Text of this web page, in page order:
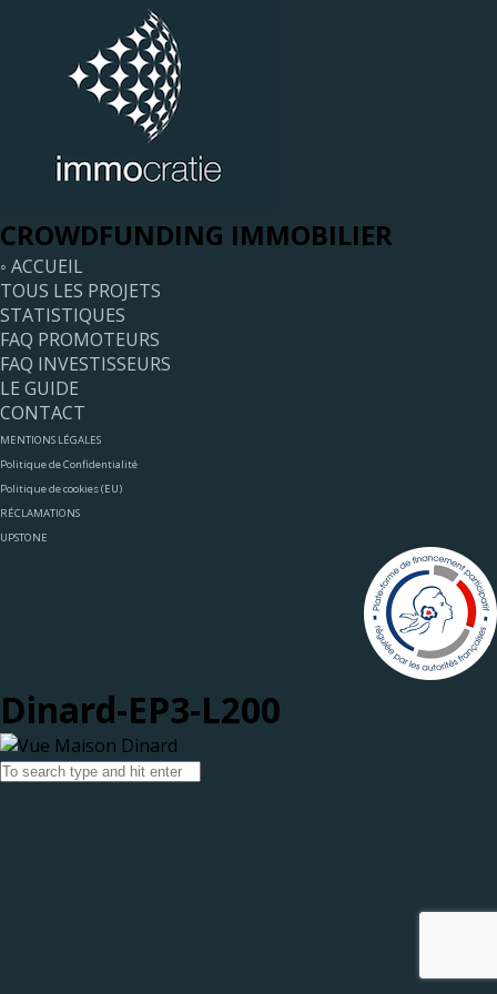
CROWDFUNDING IMMOBILIER
◦ ACCUEIL
TOUS LES PROJETS
STATISTIQUES
FAQ PROMOTEURS
FAQ INVESTISSEURS
LE GUIDE
CONTACT
MENTIONS LÉGALES
Politique de Confidentialité
Politique de cookies (EU)
RÉCLAMATIONS
UPSTONE
Dinard-EP3-L200